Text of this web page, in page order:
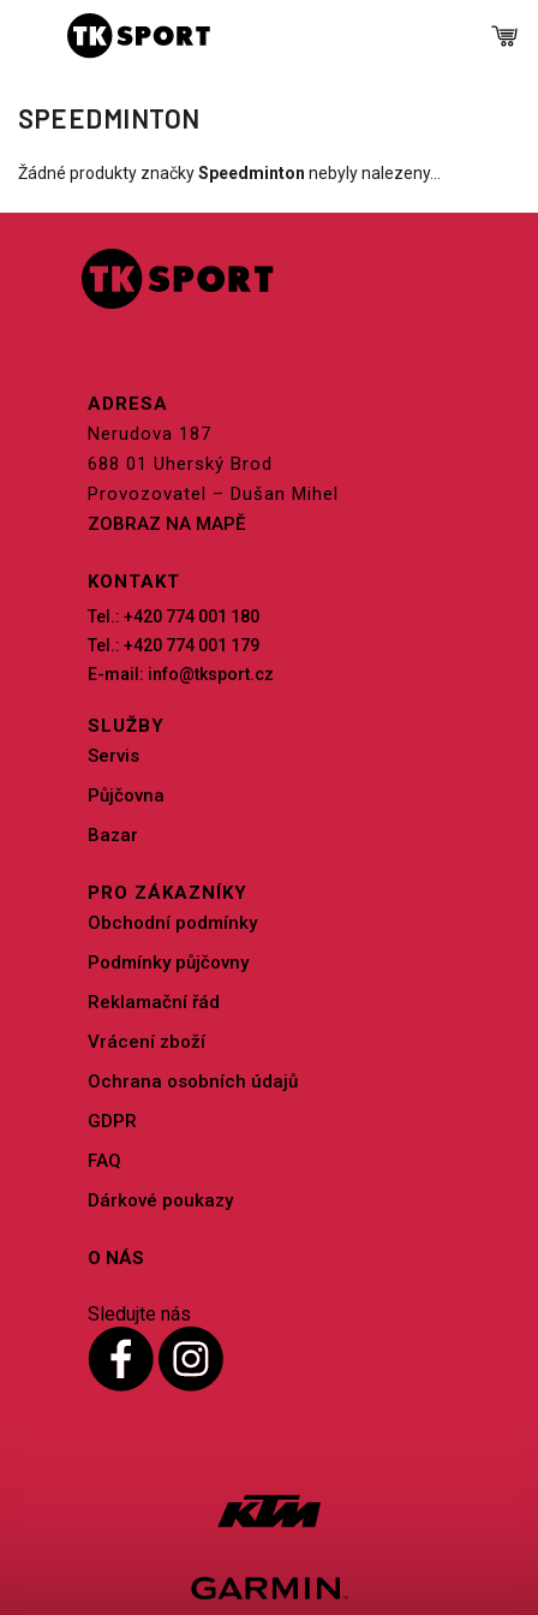
SPEEDMINTON
Žádné produkty značkySpeedminton nebyly nalezeny...
ADRESA
Nerudova 187
688 01 Uherský Brod
Provozovatel – Dušan Mihel
ZOBRAZ NA MAPĚ
KONTAKT
Tel.: +420 774 001 180
Tel.: +420 774 001 179
E-mail: info@tksport.cz
SLUŽBY
Servis
Půjčovna
Bazar
PRO ZÁKAZNÍKY
Obchodní podmínky
Podmínky půjčovny
Reklamační řád
Vrácení zboží
Ochrana osobních údajů
GDPR
FAQ
Dárkové poukazy
O NÁS
Sledujte nás